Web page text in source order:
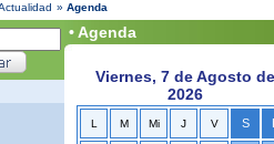
» Agenda
• Agenda
Viernes, 7 de Agosto de
2026
L M Mi J V S